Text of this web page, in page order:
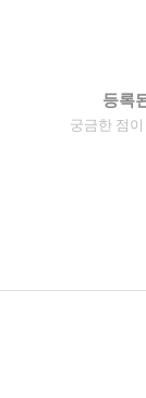
등록
궁금한 점